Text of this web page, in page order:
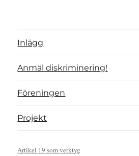
Inlägg
Anmäl diskriminering!
Föreningen
Projekt
Artikel 19 som verktyg